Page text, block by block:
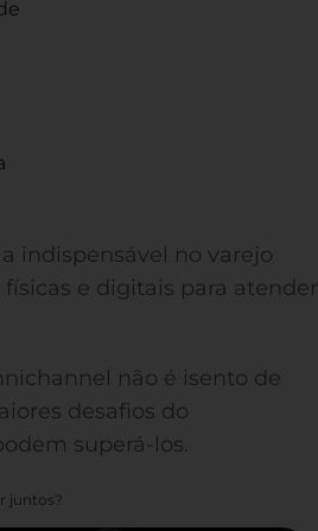
indispensável no varejo
e digitais para atender
não é isento de
desafios do
superá-los.
juntos?